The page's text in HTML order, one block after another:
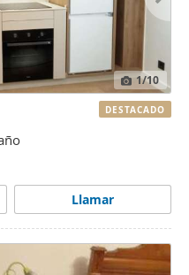
1/10
Llamar
DESTACADO